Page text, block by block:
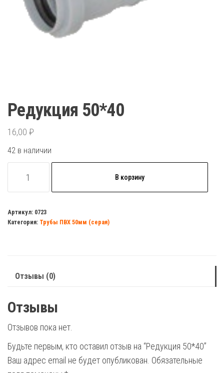
Редукция 50*40
16,00 ₽
42 в наличии
товара
50*40
В корзину
Артикул: 0723
Категория: Трубы ПВХ 50мм (серая)
Отзывы (0)
Отзывы
Отзывов пока нет.
Будьте первым, кто оставил отзыв на “Редукция 50*40”
Ваш адрес email не будет опубликован. Обязательные